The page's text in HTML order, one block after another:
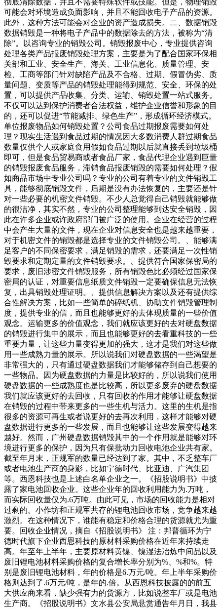
彻底清除数据，并且不需要特殊软件或技能。但是，物理销毁
可能会对环境造成负面影响，并且不能回收电子产品的资源。
此外，这种方法可能会对企业的资产造成损失。二、数据销毁
数据销毁是一种将电子产品中的数据除去的方法，被称为“清
除”。以咨询专业的销毁公司。销毁报废中心，专业提供咨询
处理各类产品报废销毁处理方案，主要是为了配合国家环保相
关部和工业、安全生产、海关、工业信息化、质量管理、安
检、工商等部门针对缺陷产品及不合格、过期、假冒伪劣、质
量问题、变质等产品的销毁处理能得到规范、安全、环保的处
置，可以提供产品收集、分类、运输、销毁处置一站式服务。
不仅可以达到保护消费者合法权益，维护企业信誉和形象的目
的，还可以促进“节能减排、绿色生产”，形成循环经济模式。
单位报废物品如何销毁处置？公司食品过期报废需要如何处
理？现实生活遇到食品过期的情况因大多数消费人群过期食品
数量仅供个人或家庭食用假如食品过期以后就直接丢到垃圾桶
即可，但是食品贸易商或者食品厂家，食品代理企业遇到巨量
的销毁报废食品服务，滞销食品报废销毁的需要如何处理？假
如商品市场中专业公司吗？专业的公司有着专业的文件销毁工
具，能够彻底销毁文件，后期是没有办法恢复的，主要还是针
对一些必要的机密文件销毁。不少人总觉得自己销毁就能够做
的很洁净，其实不然，专业的公司整理能够到达安全销毁，因
此在许多企业或许政府部门被广泛的使用。企业在经营的过程
中会产生大量的文件，现在企业对信息安全也是越来越重要，
对于机密文件的销毁都是选择专业的文件销毁公司。、能够满
足客户的不同保密要求，满足销毁的需求，还要满足一次性销
毁要求和定期定量的文件销毁要求。、提供符合国家保密局的
要求，废旧涉密文件销毁服务，所有销毁色比必须经过国家保
密局的认证，对重要信息纸质文件销毁一定要确保信息无法恢
复，出具销毁处理证明。、提供信息解决方案以及还有提供综
合性解决方案，比如一些简单的碎纸机、协助文件销毁管理制
度，提供专业的信，而且也能够更好的去体现质量的一些价值
观念。运输更多的价值观念，我们就应该更好的去对硬盘数据
的销毁进行集中的展示，而且也能够更好的去看重科技的一些
重要力量，让这些力量变得更加的强大，这才是我们对这些做
用一些成熟力量的展示。所以说我们对硬盘数据的一些渴望是
非常强大的，只有通过硬盘数据我们才能够储存到自己想要的
一些物品。因为硬盘数据的力量是比较好的，所以说我们使用
硬盘数据的一些成熟度也是比较高，所以更多废弃的硬盘数据
我们就应该更好的去回收，只有回收的作用才能够让硬盘数据
在销毁的过程中带来更多的一些生机与活力。这里的生机是指
很多的资源可再生或者说更好的去再次利用，这样才能够对硬
盘数据进行更多的一些发展，而且也能够让这些发展变得越来
越好。然而，广州硬盘数据销毁其中的一个作用就是能够对环
境进行更多的保护，因为只有保批动力回收电池企业共有家。
截至年月末，正规军的数量已经达到了家。其中，不乏整车厂
或者电池生产商的身影，比如宁德时代、比亚迪、广汽集团
等。西恩科技也是上述白名单企业之一。《招股说明书》中披
露了家电池回收企业。这些企业年的回收利用能力为.万吨，
而实际回收量仅为.6万吨。由此可见，市场的回收能力是相对
过剩的。小作坊和正规军共存的锂电池回收市场，竞争越来越
激烈。在这种情况下，谁能有稳定和价格合理的货源就尤为重
要。回收企业情况，摘自《招股说明书》 注：邦普循环为宁
德时代旗下企业西恩科技的原材料采购价格在近年来持续走
高。年至年上半年，主要原材料黄镍、镍湿法冶炼中间品以及
废旧锂电池材料采购价格的复合增长率分别为%、%和%。特
别是废旧锂电池材料，年的价格是6.万元/吨。年上半年采购价
格则达到了.6万元/吨，是年的.倍。从西恩科技披露的的前五
大供应商来看，缺少强有力的货源方，比如说整车厂或是电池
生产商。《招股说明书》文水县公安局悬赏通告年月日，我县